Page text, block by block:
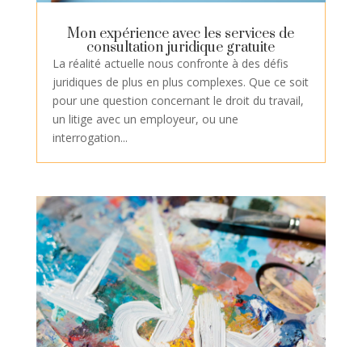
Mon expérience avec les services de
consultation juridique gratuite
La réalité actuelle nous confronte à des défis
juridiques de plus en plus complexes. Que ce soit
pour une question concernant le droit du travail,
un litige avec un employeur, ou une
interrogation...